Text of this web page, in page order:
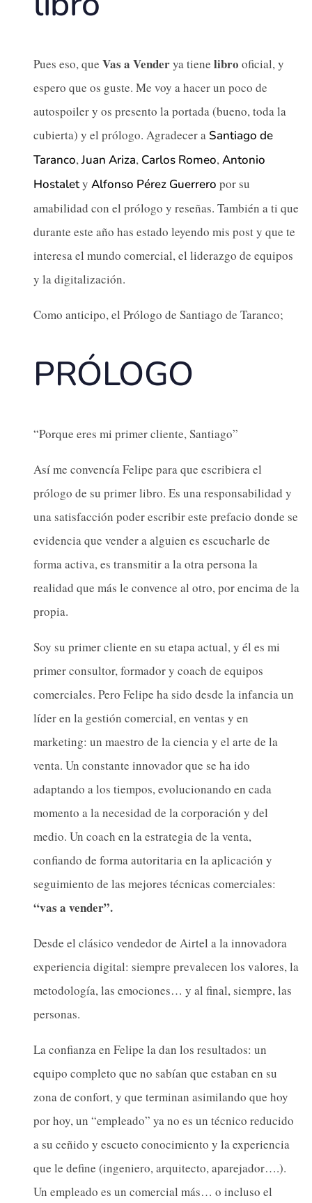
Pues eso, que Vas a Venderya tiene libro oficial, y
espero que os guste. Me voy a hacer un poco de
autospoiler y os presento la portada (bueno, toda la
cubierta) y el prólogo. Agradecer a Santiago de
Taranco,Juan Ariza, Carlos Romeo,Antonio
Hostalety Alfonso Pérez Guerrero por su
amabilidad con el prólogo y reseñas. También a ti que
durante este año has estado leyendo mis post y que te
interesa el mundo comercial, el liderazgo de equipos
y la digitalización.
Como anticipo, el Prólogo de Santiago de Taranco;
PRÓLOGO
“Porque eres mi primer cliente, Santiago”
Así me convencía Felipe para que escribiera el
prólogo de su primer libro. Es una responsabilidad y
una satisfacción poder escribir este prefacio donde se
evidencia que vender a alguien es escucharle de
forma activa, es transmitir a la otra persona la
realidad que más le convence al otro, por encima de la
propia.
Soy su primer cliente en su etapa actual, y él es mi
primer consultor, formador y coach de equipos
comerciales. Pero Felipe ha sido desde la infancia un
líder en la gestión comercial, en ventas y en
marketing: un maestro de la ciencia y el arte de la
venta. Un constante innovador que se ha ido
adaptando a los tiempos, evolucionando en cada
momento a la necesidad de la corporación y del
medio. Un coach en la estrategia de la venta,
confiando de forma autoritaria en la aplicación y
seguimiento de las mejores técnicas comerciales:
“vas a vender”.
Desde el clásico vendedor de Airtel a la innovadora
experiencia digital: siempre prevalecen los valores, la
metodología, las emociones… y al final, siempre, las
personas.
La confianza en Felipe la dan los resultados: un
equipo completo que no sabían que estaban en su
zona de confort, y que terminan asimilando que hoy
por hoy, un “empleado” ya no es un técnico reducido
a su ceñido y escueto conocimiento y la experiencia
que le define (ingeniero, arquitecto, aparejador….).
Un empleado es un comercial más… o incluso el